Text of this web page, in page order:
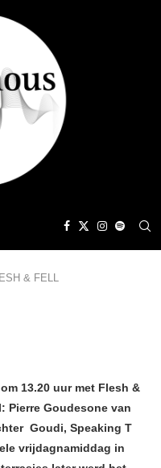
& FELL
13.20 uur met Flesh &
Pierre Goudesone van
Goudi, Speaking T
vrijdagnamiddag in